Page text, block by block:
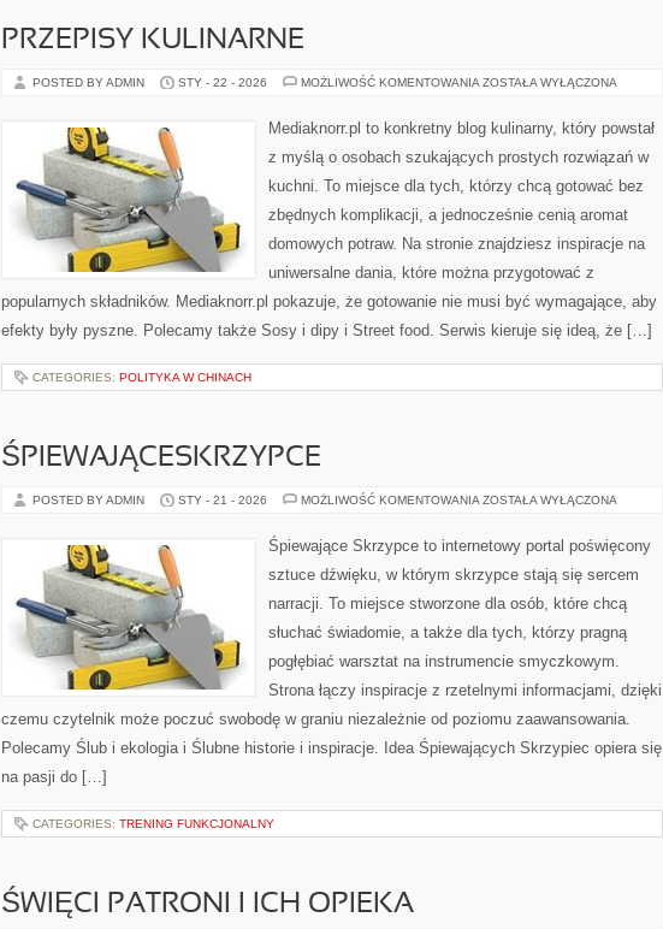
PRZEPISY KULINARNE
POSTED BY ADMIN STY - 22 - 2026 MOŻLIWOŚĆ KOMENTOWANIA PRZEPISY
ZOSTAŁA WYŁĄCZONA
Mediaknorr.pl to konkretny blog kulinarny, który powstał
z myślą o osobach szukających prostych rozwiązań w
kuchni. To miejsce dla tych, którzy chcą gotować bez
zbędnych komplikacji, a jednocześnie cenią aromat
domowych potraw. Na stronie znajdziesz inspiracje na
uniwersalne dania, które można przygotować z
popularnych składników. Mediaknorr.pl pokazuje, że gotowanie nie musi być wymagające, aby
efekty były pyszne. Polecamy także Sosy i dipy i Street food. Serwis kieruje się ideą, że […]
CATEGORIES: POLITYKA W CHINACH
ŚPIEWAJĄCESKRZYPCE
POSTED BY ADMIN STY - 21 - 2026 MOŻLIWOŚĆ KOMENTOWANIA ŚPIEWAJĄCESKRZYPCE
ZOSTAŁA WYŁĄCZONA
Śpiewające Skrzypce to internetowy portal poświęcony
sztuce dźwięku, w którym skrzypce stają się sercem
narracji. To miejsce stworzone dla osób, które chcą
słuchać świadomie, a także dla tych, którzy pragną
pogłębiać warsztat na instrumencie smyczkowym.
Strona łączy inspiracje z rzetelnymi informacjami, dzięki
czemu czytelnik może poczuć swobodę w graniu niezależnie od poziomu zaawansowania.
Polecamy Ślub i ekologia i Ślubne historie i inspiracje. Idea Śpiewających Skrzypiec opiera się
na pasji do […]
CATEGORIES: TRENING FUNKCJONALNY
ŚWIĘCI PATRONI I ICH OPIEKA